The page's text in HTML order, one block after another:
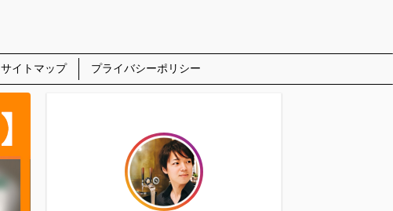
サイトマップ プライバシーポリシー